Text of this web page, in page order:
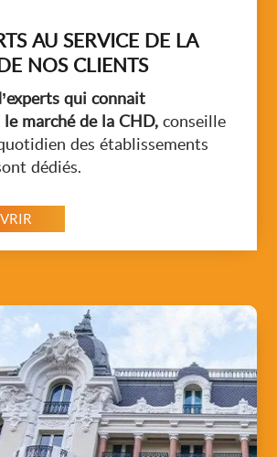
AU SERVICE DE LA
NOS CLIENTS
qui connait
marché de la CHD,conseille
des établissements
dédiés.